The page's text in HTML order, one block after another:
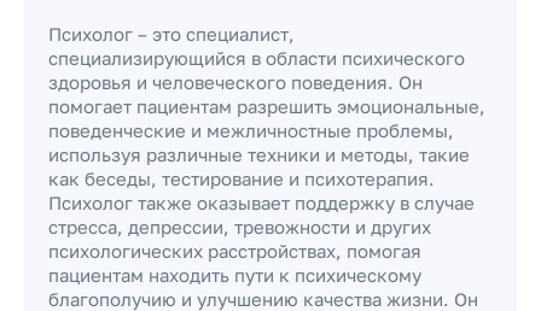
Психолог – это специалист,
специализирующийся в области психического
здоровья и человеческого поведения. Он
помогает пациентам разрешить эмоциональные,
поведенческие и межличностные проблемы,
используя различные техники и методы, такие
как беседы, тестирование и психотерапия.
Психолог также оказывает поддержку в случае
стресса, депрессии, тревожности и других
психологических расстройствах, помогая
пациентам находить пути к психическому
благополучию и улучшению качества жизни. Он